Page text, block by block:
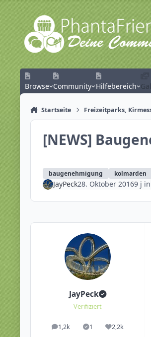
Zum Inhalt springen
Browse Community Hilfebereich
Startseite Freizeitparks,
[NEWS]
baugenehmigung kolmarden
JayPeck28. Oktober 20169 j in
JayPeck
Verifiziert
1,2k
Beiträge 1
Lösungen2,2k
Reputation